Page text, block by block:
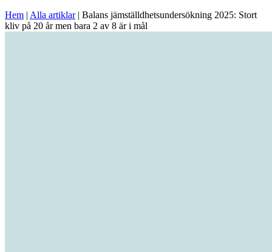
Hem | Alla artiklar| Balans jämställdhetsundersökning 2025: Stort
kliv på 20 år men bara 2 av 8 är i mål